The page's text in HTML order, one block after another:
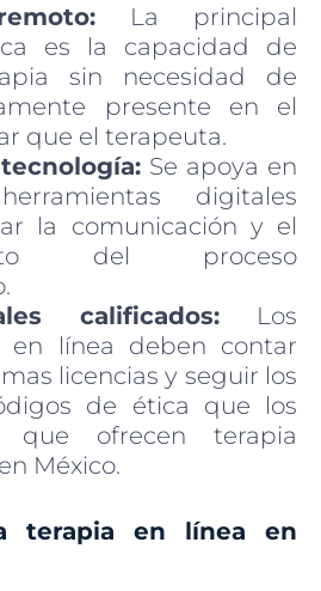
La principal
es la capacidad de
sin necesidad de
presente en el
que el terapeuta.
Se apoya en
digitales
la comunicación y el
del proceso
calificados: Los
en línea deben contar
licencias y seguir los
de ética que los
que ofrecen terapia
México.
terapia en línea en